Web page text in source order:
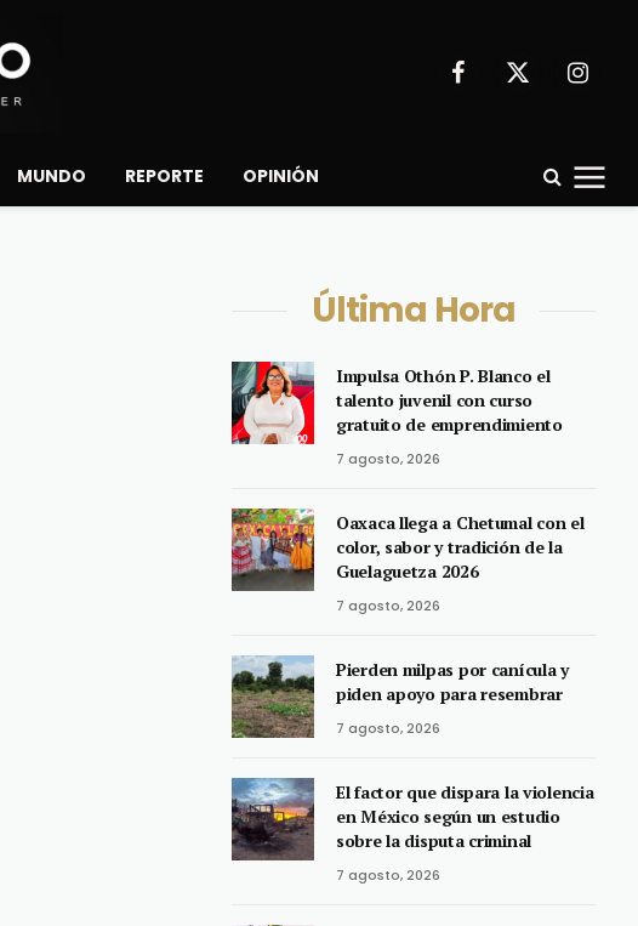
Facebook
X
MUNDO REPORTE OPINIÓN
Última Hora
Impulsa Othón P. Blanco el
talento juvenil con curso
gratuito de emprendimiento
7 agosto, 2026
Oaxaca llega a Chetumal con el
color, sabor y tradición de la
Guelaguetza 2026
7 agosto, 2026
Pierden milpas por canícula y
piden apoyo para resembrar
7 agosto, 2026
El factor que dispara la violencia
en México según un estudio
sobre la disputa criminal
7 agosto, 2026